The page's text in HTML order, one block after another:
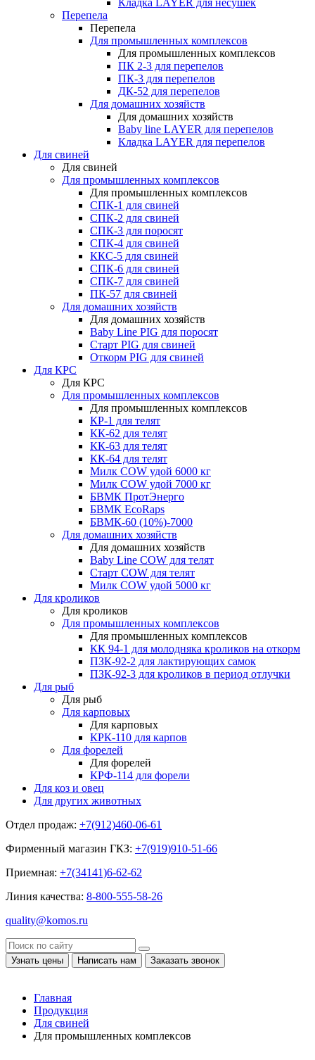
Кладка LAYER для несушек
Перепела
Перепела
Для промышленных комплексов
Для промышленных комплексов
ПК 2-3 для перепелов
ПК-3 для перепелов
ДК-52 для перепелов
Для домашних хозяйств
Для домашних хозяйств
Baby line LAYER для перепелов
Кладка LAYER для перепелов
Для свиней
Для свиней
Для промышленных комплексов
Для промышленных комплексов
СПК-1 для свиней
СПК-2 для свиней
СПК-3 для поросят
СПК-4 для свиней
ККС-5 для свиней
СПК-6 для свиней
СПК-7 для свиней
ПК-57 для свиней
Для домашних хозяйств
Для домашних хозяйств
Baby Line PIG для поросят
Старт PIG для свиней
Откорм PIG для свиней
Для КРС
Для КРС
Для промышленных комплексов
Для промышленных комплексов
КР-1 для телят
КК-62 для телят
КК-63 для телят
КК-64 для телят
Милк COW удой 6000 кг
Милк COW удой 7000 кг
БВМК ПротЭнерго
БВМК EcoRaps
БВМК-60 (10%)-7000
Для домашних хозяйств
Для домашних хозяйств
Baby Line COW для телят
Старт COW для телят
Милк COW удой 5000 кг
Для кроликов
Для кроликов
Для промышленных комплексов
Для промышленных комплексов
КК 94-1 для молодняка кроликов на откорм
ПЗК-92-2 для лактирующих самок
ПЗК-92-3 для кроликов в период отлучки
Для рыб
Для рыб
Для карповых
Для карповых
КРК-110 для карпов
Для форелей
Для форелей
КРФ-114 для форели
Для коз и овец
Для других животных
Отдел продаж: +7(912)460-06-61
Фирменный магазин ГКЗ: +7(919)910-51-66
Приемная: +7(34141)6-62-62
Линия качества: 8-800-555-58-26
quality@komos.ru
Узнать цены Написать нам Заказать звонок
Главная
Продукция
Для свиней
Для промышленных комплексов